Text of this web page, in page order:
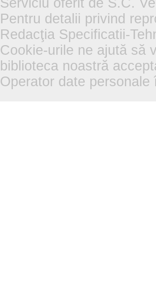
Serviciu oferit de S.C.
Pentru detalii privind
Redacţia Specificatii-
Cookie-urile ne ajută să
biblioteca noastră
Operator date